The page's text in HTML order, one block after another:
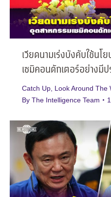
เวียดนามเร่งบังคับใช้นโ
เซมิคอนดักเตอร์อย่างมี
Catch Up Look Around The
By The Intelligence Team